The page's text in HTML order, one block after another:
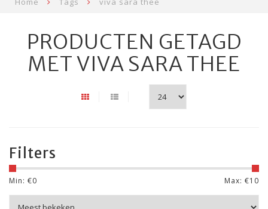
PRODUCTEN GETAGD
MET VIVA SARA THEE
Filters
Min: €0 Max: €10